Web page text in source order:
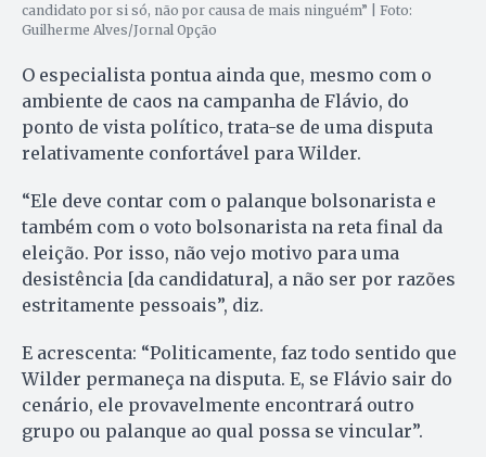
candidato por si só, não por causa de mais ninguém” | Foto:
Guilherme Alves/Jornal Opção
O especialista pontua ainda que, mesmo com o
ambiente de caos na campanha de Flávio, do
ponto de vista político, trata-se de uma disputa
relativamente confortável para Wilder.
“Ele deve contar com o palanque bolsonarista e
também com o voto bolsonarista na reta final da
eleição. Por isso, não vejo motivo para uma
desistência [da candidatura], a não ser por razões
estritamente pessoais”, diz.
E acrescenta: “Politicamente, faz todo sentido que
Wilder permaneça na disputa. E, se Flávio sair do
cenário, ele provavelmente encontrará outro
grupo ou palanque ao qual possa se vincular”.